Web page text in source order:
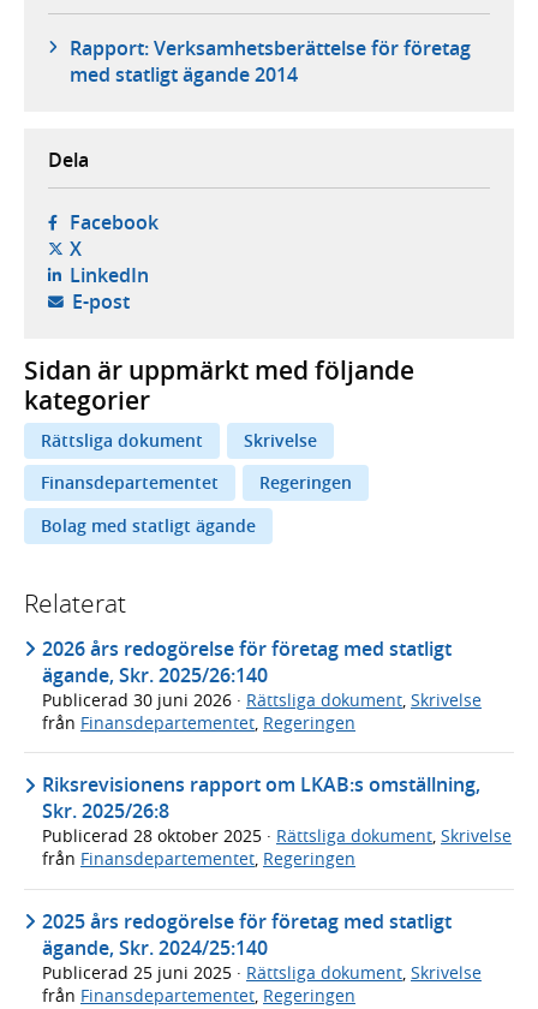
Rapport: Verksamhetsberättelse för företag
med statligt ägande 2014
Dela
Facebook- öppnas i ny flik, extern webbplats,
X- öppnas i ny flik, extern webbplats,
LinkedIn- öppnas i ny flik, extern webbplats,
E-post- öppnar din e-postklient,
Sidan är uppmärkt med följande
kategorier
Rättsliga dokument
Skrivelse
Finansdepartementet
Regeringen
Bolag med statligt ägande
Relaterat
2026 års redogörelse för företag med statligt
ägande, Skr. 2025/26:140
Publicerad 30 juni 2026 · Rättsliga dokument, Skrivelse
från Finansdepartementet, Regeringen
Riksrevisionens rapport om LKAB:s omställning,
Skr. 2025/26:8
Publicerad 28 oktober 2025 · Rättsliga dokument, Skrivelse
från Finansdepartementet, Regeringen
2025 års redogörelse för företag med statligt
ägande, Skr. 2024/25:140
Publicerad 25 juni 2025 · Rättsliga dokument, Skrivelse
från Finansdepartementet, Regeringen